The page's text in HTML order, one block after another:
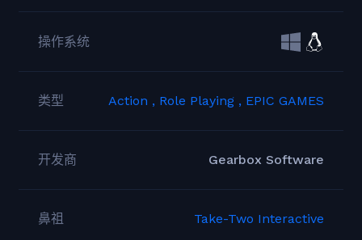
操作系统
类型 Action , Role Playing , EPIC GAMES
开发商 Gearbox Software
鼻祖 Take-Two Interactive